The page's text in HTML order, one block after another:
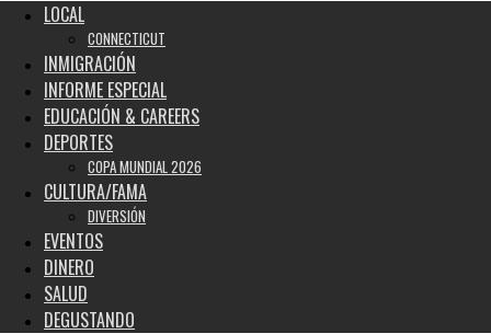
LOCAL
CONNECTICUT
INMIGRACIÓN
INFORME ESPECIAL
EDUCACIÓN & CAREERS
DEPORTES
COPA MUNDIAL 2026
CULTURA/FAMA
DIVERSIÓN
EVENTOS
DINERO
SALUD
DEGUSTANDO